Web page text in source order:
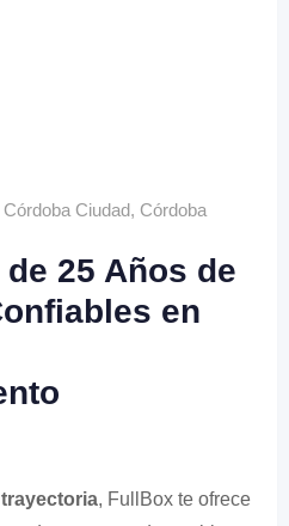
Córdoba Ciudad, Córdoba
25 Años de
en
, FullBox te ofrece